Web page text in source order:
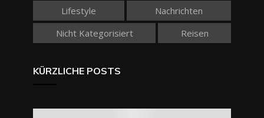
Lifestyle
Nachrichten
Nicht Kategorisiert
Reisen
KÜRZLICHE POSTS